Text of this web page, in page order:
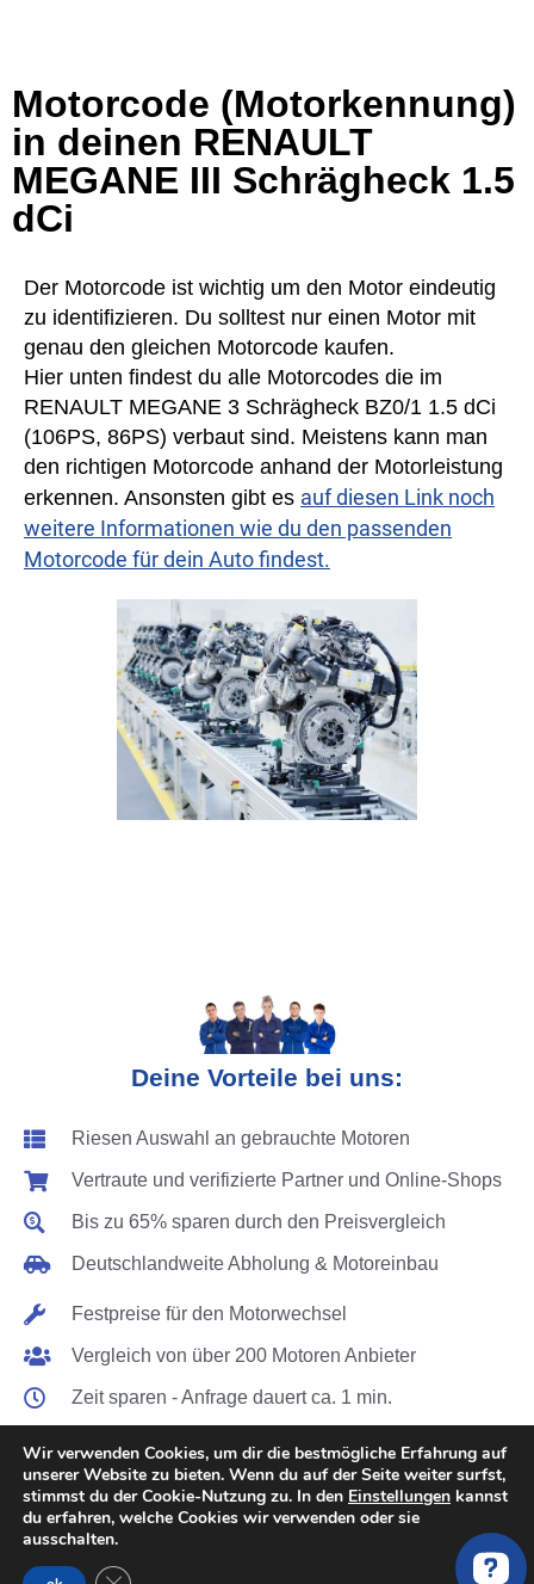
Motorcode (Motorkennung)
in deinen RENAULT
MEGANE III Schrägheck 1.5
dCi
Der Motorcode ist wichtig um den Motor eindeutig
zu identifizieren. Du solltest nur einen Motor mit
genau den gleichen Motorcode kaufen.
Hier unten findest du alle Motorcodes die im
RENAULT MEGANE 3 Schrägheck BZ0/1 1.5 dCi
(106PS, 86PS) verbaut sind. Meistens kann man
den richtigen Motorcode anhand der Motorleistung
erkennen. Ansonsten gibt es auf diesen Link noch
weitere Informationen wie du den passenden
Motorcode für dein Auto findest.
Deine Vorteile bei uns:
Riesen Auswahl an gebrauchte Motoren
Vertraute und verifizierte Partner und Online-Shops
Bis zu 65% sparen durch den Preisvergleich
Deutschlandweite Abholung & Motoreinbau
Festpreise für den Motorwechsel
Vergleich von über 200 Motoren Anbieter
Zeit sparen - Anfrage dauert ca. 1 min.
Wir verwenden Cookies, um dir die bestmögliche Erfahrung auf
unserer Website zu bieten. Wenn du auf der Seite weiter surfst,
stimmst du der Cookie-Nutzung zu. In den Einstellungen kannst
du erfahren, welche Cookies wir verwenden oder sie
ausschalten.
GDPR Cookie-Banner schließen